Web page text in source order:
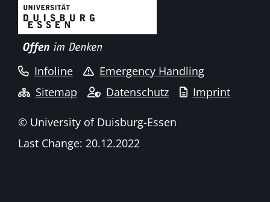
Infoline
Emergency Handling
Sitemap
Datenschutz Imprint
© University of Duisburg-Essen
Last Change: 20.12.2022